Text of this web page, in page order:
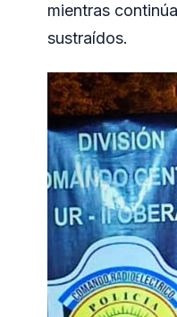
mientras
sustraídos.